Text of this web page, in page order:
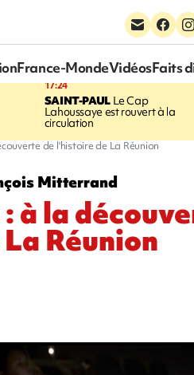
France-MondeVidéosFaits
17:24
SAINT-PAULLe Cap
Lahoussaye est rouvert à la
circulation
de l'histoire de La Réunion
Mitterrand
à la
Réunion